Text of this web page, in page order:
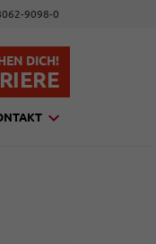
9098-0
DICH!